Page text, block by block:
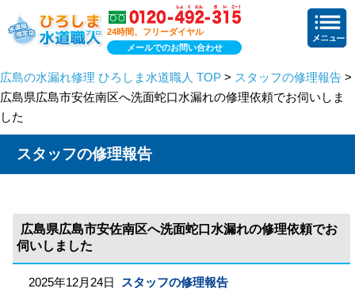
24時間、フリーダイヤル
メールでのお問い合わせ
広島の水漏れ修理 ひろしま水道職人 TOP > スタッフの修理報告 >
広島県広島市安佐南区へ洗面蛇口水漏れの修理依頼でお伺いしま
した
スタッフの修理報告
広島県広島市安佐南区へ洗面蛇口水漏れの修理依頼でお
伺いしました
2025年12月24日 スタッフの修理報告